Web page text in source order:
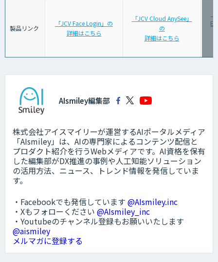
製品リンク
「JCV Face Login」の
詳細はこちら
「JCV Cloud AnySee」
の
詳細はこちら
AIsmiley編集部
株式会社アイスマイリーが運営するAIポータルメディア
「AIsmiley」は、AIの専門家によるコンテンツ配信と
プロダクト紹介を行うWebメディアです。AI資格を保有
した編集部がDX推進の事例や人工知能ソリューション
の活用方法、ニュース、トレンド情報を発信していま
す。
・Facebookでも発信しています @AIsmiley.inc
・Xもフォローください @AIsmiley_inc
・Youtubeのチャンネル登録もお願いいたします
@aismiley
メルマガに登録する